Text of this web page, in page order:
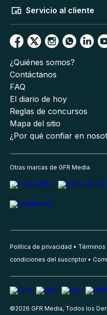
Servicio al cliente
¿Quiénes somos?
Contáctanos
FAQ
El diario de hoy
Reglas de concursos
Mapa del sitio
¿Por qué confiar en
Otras marcas de GFR Media
Política de privacidad
condiciones del suscriptor
©2026 GFR Media, Todos los